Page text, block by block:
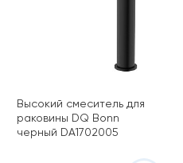
Высокий смеситель для
раковины DQ Bonn
черный DA1702005